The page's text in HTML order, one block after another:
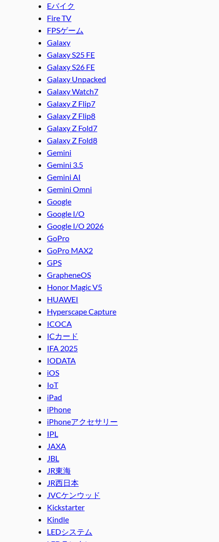
Eバイク
Fire TV
FPSゲーム
Galaxy
Galaxy S25 FE
Galaxy S26 FE
Galaxy Unpacked
Galaxy Watch7
Galaxy Z Flip7
Galaxy Z Flip8
Galaxy Z Fold7
Galaxy Z Fold8
Gemini
Gemini 3.5
Gemini AI
Gemini Omni
Google
Google I/O
Google I/O 2026
GoPro
GoPro MAX2
GPS
GrapheneOS
Honor Magic V5
HUAWEI
Hyperscape Capture
ICOCA
ICカード
IFA 2025
IODATA
iOS
IoT
iPad
iPhone
iPhoneアクセサリー
IPL
JAXA
JBL
JR東海
JR西日本
JVCケンウッド
Kickstarter
Kindle
LEDシステム